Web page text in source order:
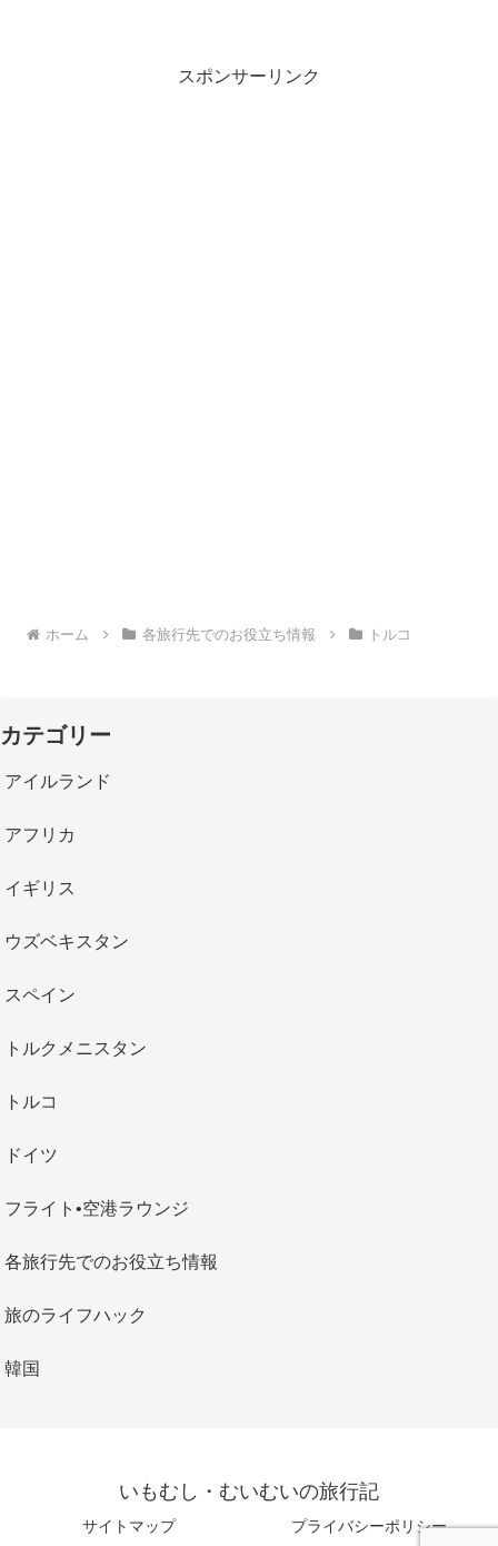
スポンサーリンク
ホーム 各旅行先でのお役立ち情報 トルコ
カテゴリー
アイルランド
アフリカ
イギリス
ウズベキスタン
スペイン
トルクメニスタン
トルコ
ドイツ
フライト•空港ラウンジ
各旅行先でのお役立ち情報
旅のライフハック
韓国
いもむし・むいむいの旅行記
サイトマップ プライバシーポリシー